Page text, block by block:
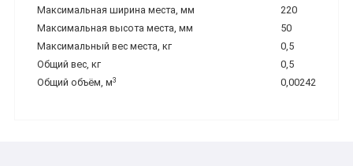
Максимальная ширина места, мм
220
Максимальная высота места, мм
50
Максимальный вес места, кг
0,5
Общий вес, кг
0,5
Общий объём, м3 0,00242